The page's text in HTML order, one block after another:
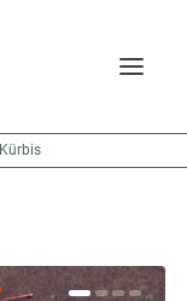
Kürbis